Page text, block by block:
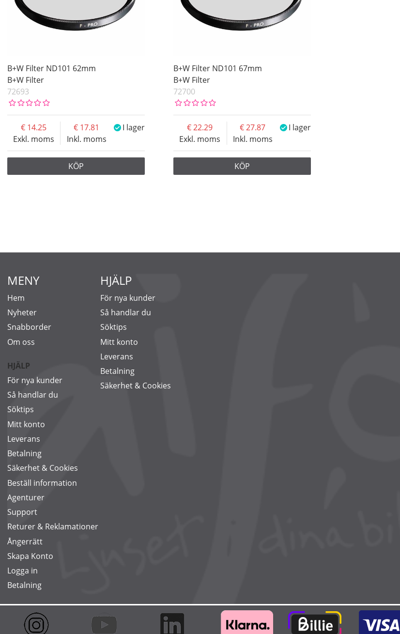
B+W Filter ND101 62mm
B+W Filter
72693
Exkl. moms
14.25
Inkl. moms
17.81 I lager
KÖP
B+W Filter ND101 67mm
B+W Filter
72700
Exkl. moms
22.29
Inkl. moms
27.87 I lager
KÖP
MENY
Hem
Nyheter
Snabborder
Om oss
HJÄLP
För nya kunder
Så handlar du
Söktips
Mitt konto
Leverans
Betalning
Säkerhet & Cookies
Beställ information
Agenturer
Support
Returer & Reklamationer
Ångerrätt
Skapa Konto
Logga in
Betalning
HJÄLP
För nya kunder
Så handlar du
Söktips
Mitt konto
Leverans
Betalning
Säkerhet & Cookies